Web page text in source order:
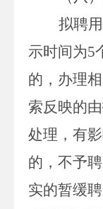
拟聘
示时间为5
的，办理
索反映的
处理，有
的，不予
实的暂缓